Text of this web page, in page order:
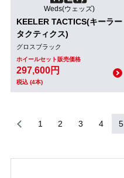
Weds(ウェッズ)
KEELER TACTICS(キーラー
タクティクス)
グロスブラック
ホイールセット販売価格
297,600円
税込 (4本)
1 2 3 4 5